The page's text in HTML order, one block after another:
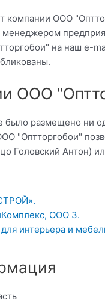
компании ООО
менеджером
на наш e-
ООО
было размещено ни
"Оптторгобои"
Головский Антон)
ООО 3.
интерьера и